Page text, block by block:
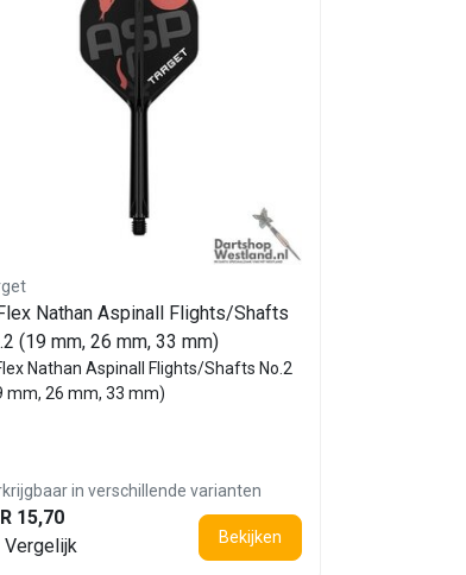
Nathan Aspinall Flights/Shafts
(19 mm, 26 mm, 33 mm)
Nathan Aspinall Flights/Shafts No.2
mm, 26 mm, 33 mm)
in verschillende varianten
15,70
Vergelijk
Bekijken